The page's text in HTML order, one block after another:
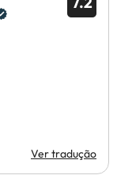
Ver tradução